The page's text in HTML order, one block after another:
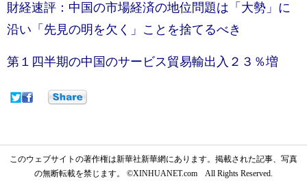
財経速評：中国の市場経済の地位問題は「大勢」に
沿い「先見の明を欠く」ことを捨てるべき
第１四半期の中国のサービス貿易輸出入２３％増
このウェブサイトの著作権は新華社新華網にあります。掲載された記事、写真
の無断転載を禁じます。 ©XINHUANET.com All Rights Reserved.